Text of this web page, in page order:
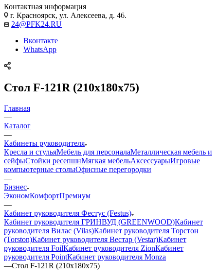
Контактная информация
г. Красноярск, ул. Алексеева, д. 46.
24@PFK24.RU
Вконтакте
WhatsApp
Стол F-121R (210х180х75)
Главная
—
Каталог
—
Кабинеты руководителя
Кресла и стульяМебель для персоналаМеталлическая мебель и
сейфыСтойки ресепшнМягкая мебельАксессуарыИгровые
компьютерные столыОфисные перегородки
—
Бизнес
ЭкономКомфортПремиум
—
Кабинет руководителя Фестус (Festus)
Кабинет руководителя ГРИНВУД (GREENWOOD)Кабинет
руководителя Вилас (Vilas)Кабинет руководителя Торстон
(Torston)Кабинет руководителя Вестар (Vestar)Кабинет
руководителя FoilКабинет руководителя ZionКабинет
руководителя PointКабинет руководителя Monza
—Стол F-121R (210х180х75)